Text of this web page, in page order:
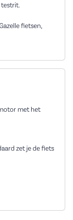
testrit.
fietsen,
met het
zet je de fiets